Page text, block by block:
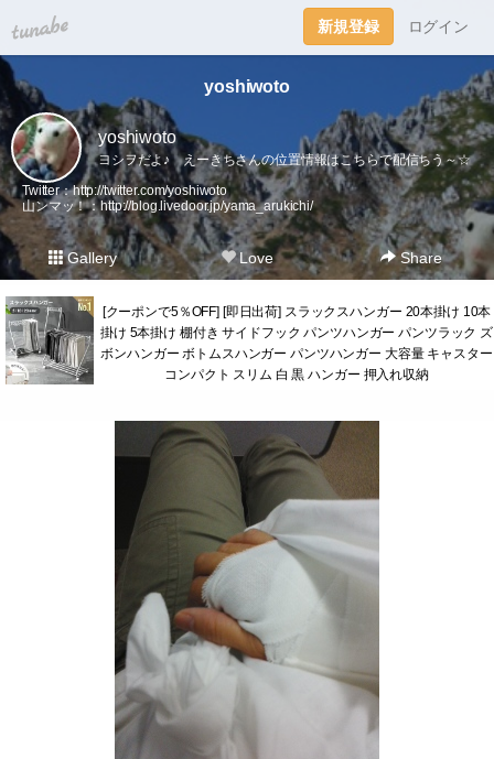
tuna.be 新規登録 ログイン
yoshiwoto
yoshiwoto
ヨシヲだよ♪ えーきちさんの位置情報はこちらで配信ちう～☆
Twitter：http://twitter.com/yoshiwoto
山ンマッ！：http://blog.livedoor.jp/yama_arukichi/
Gallery Love Share
[クーポンで5％OFF] [即日出荷] スラックスハンガー 20本掛け 10本
掛け 5本掛け 棚付き サイドフック パンツハンガー パンツラック ズ
ボンハンガー ボトムスハンガー パンツハンガー 大容量 キャスター
コンパクト スリム 白 黒 ハンガー 押入れ収納